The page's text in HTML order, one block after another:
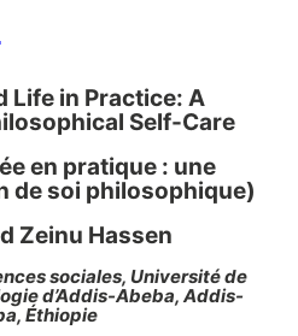
Life in Practice: A
Self-Care
en pratique : une
de soi philosophique)
Zeinu Hassen
sociales, Université de
d’Addis-Abeba, Addis-
Éthiopie